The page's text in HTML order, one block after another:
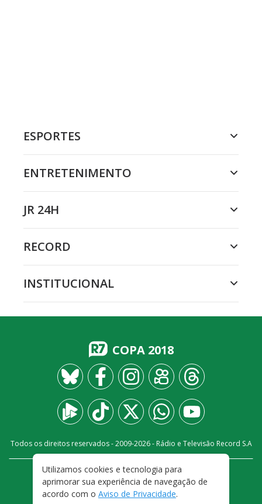
ESPORTES
ENTRETENIMENTO
JR 24H
RECORD
INSTITUCIONAL
COPA 2018
Todos os direitos reservados - 2009-2026- Rádio e Televisão Record S.A
FALE CONOSCO
PRIVACIDADE
TERMOS E CONDIÇÕES DE USO
Utilizamos cookies e tecnologia para
aprimorar sua experiência de navegação de
acordo com o Aviso de Privacidade.